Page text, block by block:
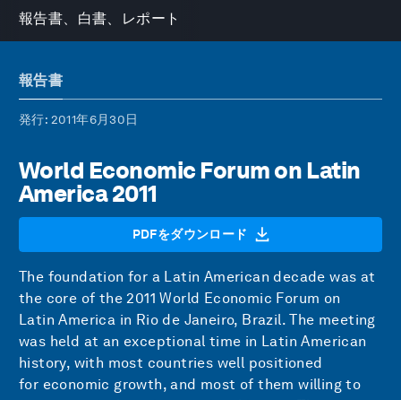
報告書、白書、レポート
報告書
発行: 2011年6月30日
World Economic Forum on Latin
America 2011
PDFをダウンロード
The foundation for a Latin American decade was at
the core of the 2011 World Economic Forum on
Latin America in Rio de Janeiro, Brazil. The meeting
was held at an exceptional time in Latin American
history, with most countries well positioned
for economic growth, and most of them willing to